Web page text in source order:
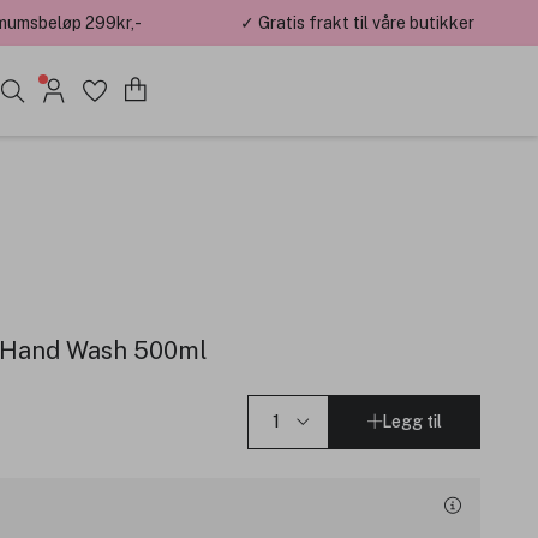
299kr,- ✓ Gratis frakt til våre butikker
Wash 500ml
Legg til